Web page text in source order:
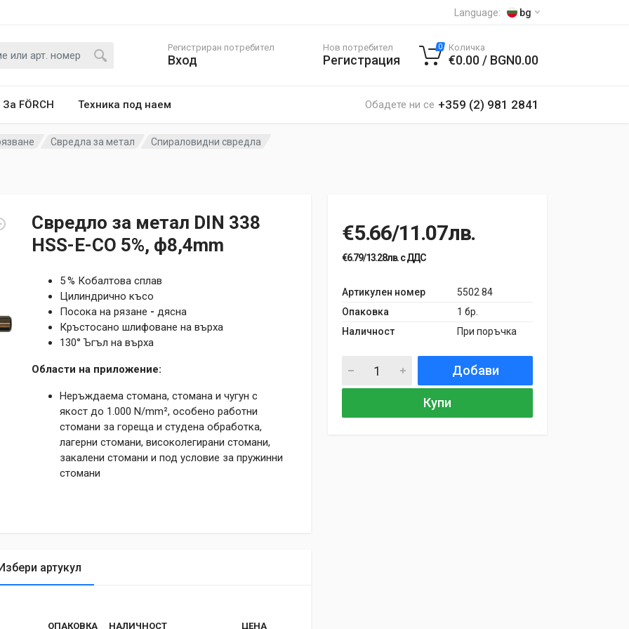
Language: bg
За FÖRCH Техника под наем Обадете ни се +359 (2) 981 2841
Регистриран потребител
Вход
Нов потребител
Регистрация
0 Количка
€0.00 / BGN0.00
Свредла за метал Спираловидни свредла
Свредло за метал DIN 338
HSS-E-CO 5%, ф8,4mm
5 % Кобалтова сплав
Цилиндрично късо
Посока на рязане - дясна
Кръстосано шлифоване на върха
130° Ъгъл на върха
Области на приложение:
Неръждаема стомана, стомана и чугун с
якост до 1.000 N/mm², особено работни
стомани за гореща и студена обработка,
лагерни стомани, високолегирани стомани,
закалени стомани и под условие за пружинни
стомани
€5.66/11.07лв.
€6.79/13.28лв. с ДДС
Артикулен номер
5502 84
Опаковка
1 бр.
Наличност
При поръчка
Добави
Купи
артукул
ОПАКОВКА НАЛИЧНОСТ ЦЕНА